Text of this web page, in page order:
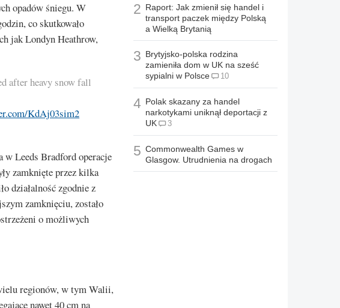
opadów śniegu. W
co skutkowało
jak Londyn Heathrow,
after heavy snow fall
KdAj03sim2
Leeds Bradford operacje
zamknięte przez kilka
działalność zgodnie z
zamknięciu, zostało
o możliwych
regionów, w tym Walii,
nawet 40 cm na
2 Raport: Jak zmienił się handel i
transport paczek między Polską
a Wielką Brytanią
3 Brytyjsko-polska rodzina
zamieniła dom w UK na sześć
sypialni w Polsce
10
4 Polak skazany za handel
narkotykami uniknął deportacji z
UK
3
5 Commonwealth Games w
Glasgow. Utrudnienia na drogach